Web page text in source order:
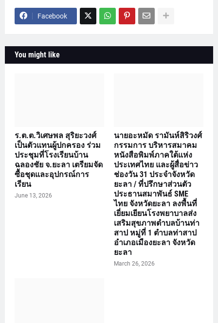
Facebook
You might like
ร.ต.ต.วิเศษพล สุริยะวงศ์
เป็นตัวแทนผู้ปกครอง ร่วม
ประชุมที่โรงเรียนบ้าน
ฉลองชัย จ.ยะลา เตรียมจัด
ซื้อชุดและอุปกรณ์การ
เรียน
June 13, 2026
นายอะหมัด รามันห์สิริวงศ์
กรรมการ บริหารสมาคม
หนังสือพิมพ์ภาคใต้แห่ง
ประเทศไทย และผู้สื่อข่าว
ช่องวัน 31 ประจำจังหวัด
ยะลา / ที่ปรึกษาส่วนตัว
ประธานสมาพันธ์ SME
ไทย จังหวัดยะลา ลงพื้นที่
เยี่ยมเยียนโรงพยาบาลส่ง
เสริมสุขภาพตำบลบ้านท่า
สาป หมู่ที่ 1 ตำบลท่าสาป
อำเภอเมืองยะลา จังหวัด
ยะลา
March 26, 2026